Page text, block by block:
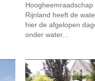
Hoogheemraadschap
Rijnland heeft de
hier de afgelopen
onder water...